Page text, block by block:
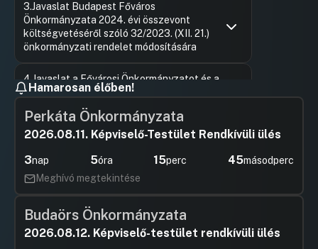
3.Javaslat Budapest Főváros
Önkormányzata 2024. évi összevont
költségvetéséről szóló 32/2023. (XII. 21.)
önkormányzati rendelet módosítására
HozzászólásokUgrás a napirendi pontra
4.Javaslat a Fővárosi Önkormányzatot és a
kerületi önkormányzatokat osztottan megillető
bevételek 2025. évi megosztásáról szóló
…/2025. (…) önkormányzati rendelet
megalkotására
5.Javaslat a Hálózat BDDH Alapítvány 2025. évi
támogatási szerződésének jóváhagyására
UGRÁS A NAPIREND ELEJÉRE
Hamarosan élőben!
Perkáta Önkormányzata
2026.08.11. Képviselő-Testület Rendkívüli ülés
3nap 5óra 15perc 44másodperc
Meghívó megtekintése
Budaörs Önkormányzata
2026.08.12. Képviselő-testület rendkívüli ülés